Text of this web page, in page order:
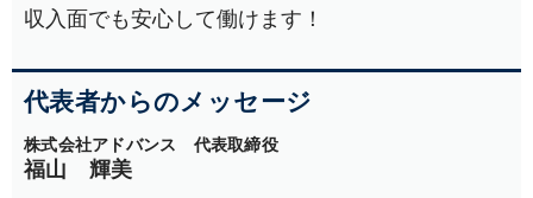
収入面でも安心して働けます！
代表者からのメッセージ
株式会社アドバンス 代表取締役
福山 輝美